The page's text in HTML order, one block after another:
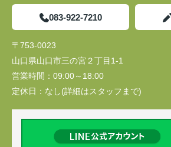
083-922-7210
〒753-0023
山口県山口市三の宮２丁目1-1
営業時間： 09:00～18:00
定休日： なし(詳細はスタッフまで)